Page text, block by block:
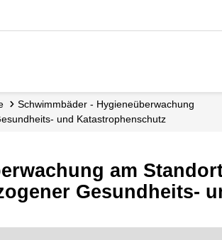
Schwimmbäder - Hygieneüberwachung
und Katastrophenschutz
am
Gesundheits-